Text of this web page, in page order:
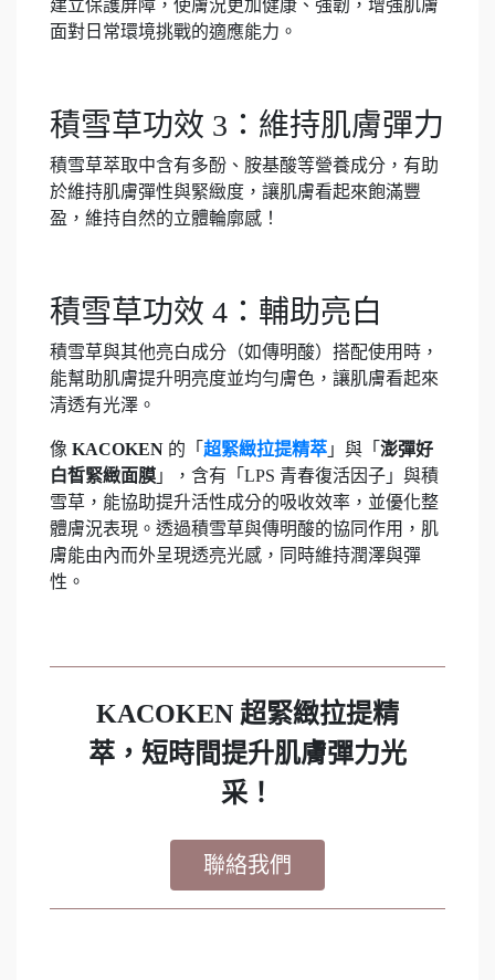
建立保護屏障，使膚況更加健康、強韌，增強肌膚
面對日常環境挑戰的適應能力。
積雪草功效 3：維持肌膚彈力
積雪草萃取中含有多酚、胺基酸等營養成分，有助
於維持肌膚彈性與緊緻度，讓肌膚看起來飽滿豐
盈，維持自然的立體輪廓感！
積雪草功效 4：輔助亮白
積雪草與其他亮白成分（如傳明酸）搭配使用時，
能幫助肌膚提升明亮度並均勻膚色，讓肌膚看起來
清透有光澤。
像 KACOKEN 的「 超緊緻拉提精萃 」與「 澎彈好
白皙緊緻面膜 」，含有「LPS 青春復活因子」與積
雪草，能協助提升活性成分的吸收效率，並優化整
體膚況表現。透過積雪草與傳明酸的協同作用，肌
膚能由內而外呈現透亮光感，同時維持潤澤與彈
性。
KACOKEN 超緊緻拉提精
萃，短時間提升肌膚彈力光
采！
聯絡我們